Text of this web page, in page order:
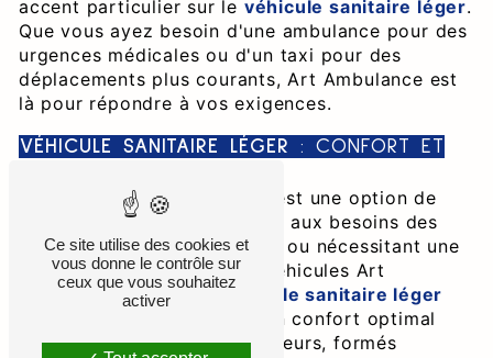
accent particulier sur le véhicule sanitaire léger.
Que vous ayez besoin d'une ambulance pour des
urgences médicales ou d'un taxi pour des
déplacements plus courants, Art Ambulance est
là pour répondre à vos exigences.
VÉHICULE SANITAIRE LÉGER
: CONFORT ET
véhicule sanitaire léger
est une option de
transport flexible et adaptée aux besoins des
personnes à mobilité réduite ou nécessitant une
assistance spécifique. Les véhicules Art
Ambulance dédiés auvéhicule sanitaire léger
sont équipés pour assurer un confort optimal
pendant le trajet. Nos chauffeurs, formés
Ce site utilise des cookies et
vous donne le contrôle sur
ceux que vous souhaitez
activer